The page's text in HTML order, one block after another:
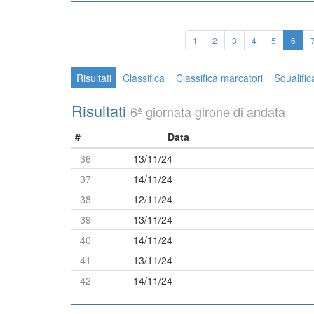
1 2 3 4 5 6
Risultati Classifica Classifica marcatori
Risultati 6ª giornata girone di andata
# Data
36
13/11/24
37
14/11/24
38
12/11/24
39
13/11/24
40
14/11/24
41
13/11/24
42
14/11/24